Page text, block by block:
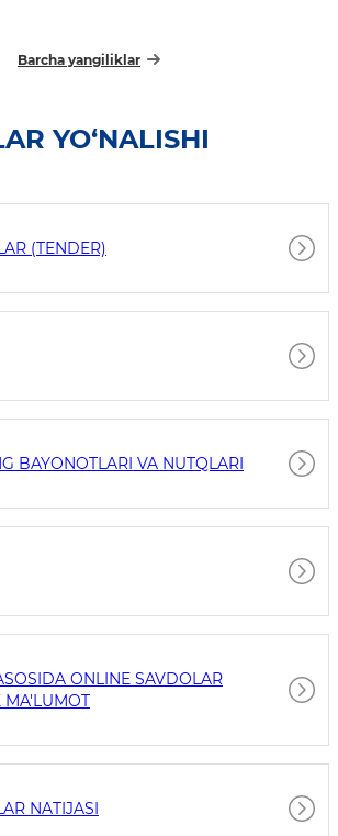
Barcha yangiliklar
YO‘NALISHI
(TENDER)
BAYONOTLARI VA NUTQLARI
ONLINE SAVDOLAR
NATIJASI